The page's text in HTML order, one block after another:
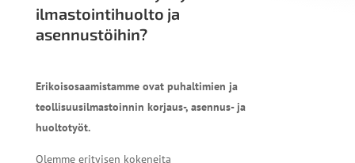
ilmastointihuolto ja
asennustöihin?
Erikoisosaamistamme ovat puhaltimien ja
teollisuusilmastoinnin korjaus-, asennus- ja
huoltotyöt.
Olemme erityisen kokeneita